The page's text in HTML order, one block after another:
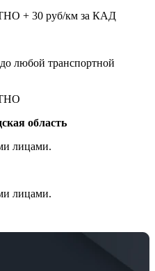
+ 30 руб/км за КАД
любой транспортной
область
лицами.
лицами.